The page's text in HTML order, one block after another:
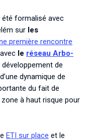
été formalisé avec
sur les
première rencontre
le réseau Arbo-
de
dynamique de
du fait de
zone à haut risque pour
ETI sur place et le